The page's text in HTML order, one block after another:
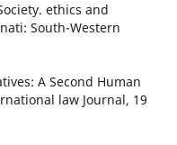
ethics and
South-Western
A Second Human
law Journal, 19